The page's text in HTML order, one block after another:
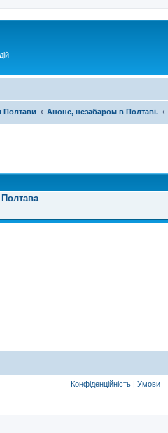
Полтави Анонс, незабаром в Полтаві.
Конфіденційність | Умови